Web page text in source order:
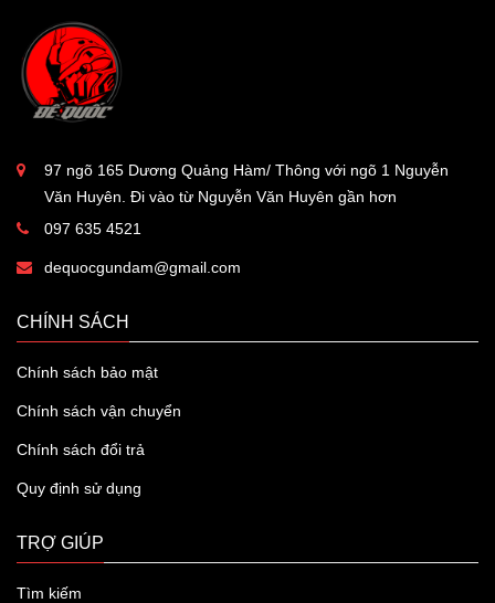
97 ngõ 165 Dương Quảng Hàm/ Thông với ngõ 1 Nguyễn
Văn Huyên. Đi vào từ Nguyễn Văn Huyên gần hơn
097 635 4521
dequocgundam@gmail.com
CHÍNH SÁCH
Chính sách bảo mật
Chính sách vận chuyển
Chính sách đổi trả
Quy định sử dụng
TRỢ GIÚP
Tìm kiếm